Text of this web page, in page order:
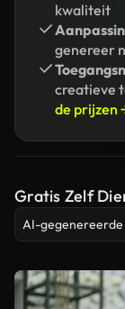
kwaliteit
genereer
creatieve
de prijzen
Gratis Zelf
AI-